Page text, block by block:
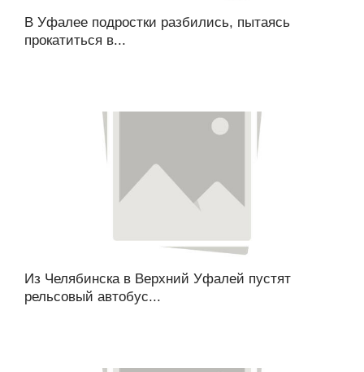
В Уфалее подростки разбились, пытаясь
прокатиться в...
Из Челябинска в Верхний Уфалей пустят
рельсовый автобус...